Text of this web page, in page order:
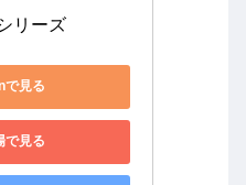
リーズ
で見る
で見る